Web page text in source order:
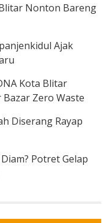
Nonton Bareng
Ajak
Kota Blitar
Zero Waste
Diserang Rayap
Potret Gelap